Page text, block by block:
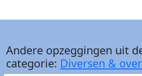
Andere opzeggingen uit
categorie: Diversen &